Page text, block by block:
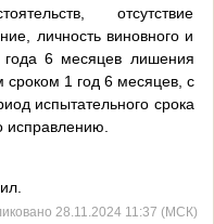
отсутствие
личность виновного и
6 месяцев лишения
1 год 6 месяцев, с
испытательного срока
исправлению.
28.11.2024 11:37 (МСК)